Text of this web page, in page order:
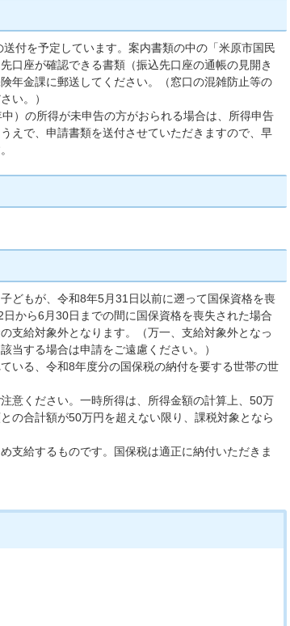
付を予定しています。案内書類の中の「米原市国民
口座が確認できる書類（振込先口座の通帳の見開き
年金課に郵送してください。（窓口の混雑防止等の
い。）
）の所得が未申告の方がおられる場合は、所得申告
えで、申請書類を送付させていただきますので、早
どもが、令和8年5月31日以前に遡って国保資格を喪
から6月30日までの間に国保資格を喪失された場合
支給対象外となります。（万一、支給対象外となっ
当する場合は申請をご遠慮ください。）
いる、令和8年度分の国保税の納付を要する世帯の世
意ください。一時所得は、所得金額の計算上、50万
の合計額が50万円を超えない限り、課税対象となら
支給するものです。国保税は適正に納付いただきま